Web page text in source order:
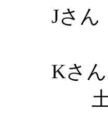
ん
土
さん
土